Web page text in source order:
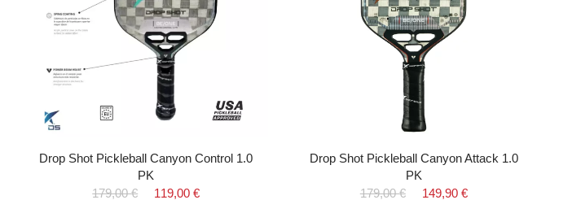
Drop Shot Pickleball Canyon Control 1.0
PK
179,00 €
119,00 €
Drop Shot Pickleball Canyon Attack 1.0
PK
179,00 €
149,90 €